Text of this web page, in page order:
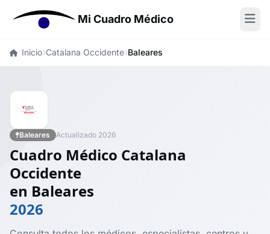
Mi Cuadro Médico
Inicio Catalana Occidente Baleares
Baleares Actualizado 2026
Cuadro Médico Catalana
Occidente
en Baleares
2026